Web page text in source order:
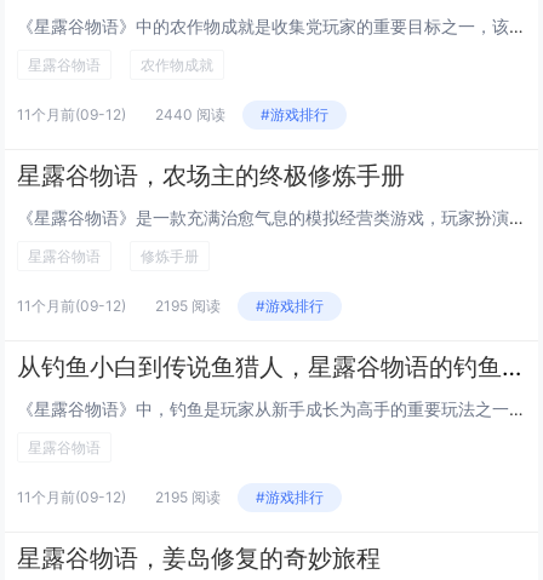
《星露谷物语》中的农作物成就是收集党玩家的重要目标之一，该成就要求玩家收集并种植所有可种植的农作物，包括各种蔬菜、水果、花和特殊作物，部分作物需要特定季节或条件才能种植，有些则需通过任务奖励、NPC赠送或购买获得，玩家需注意不同作物的生长周...
星露谷物语 农作物成就
11个月前(09-12) 2440 阅读 #游戏排行
星露谷物语，农场主的终极修炼手册
《星露谷物语》是一款充满治愈气息的模拟经营类游戏，玩家扮演一名离开都市、前往乡村继承农场的角色，游戏以季节轮转为线索，包含耕种、养殖、采矿、钓鱼等多种玩法，并融入了丰富的任务系统和角色互动，通过精心经营与探索，玩家不仅能逐步改善农场环境，还...
星露谷物语 修炼手册
11个月前(09-12) 2195 阅读 #游戏排行
从钓鱼小白到传说鱼猎人，星露谷物语的钓鱼进阶之旅
《星露谷物语》中，钓鱼是玩家从新手成长为高手的重要玩法之一，游戏初期，玩家只需基础钓竿和些许耐心即可钓到常见鱼类，但随着进程推进，掌握抛竿技巧、选择合适鱼饵、研究鱼类分布与时间规律成为关键，高级玩家还会利用强化钓竿、铱金鱼线以及提升钓鱼技能...
星露谷物语
11个月前(09-12) 2195 阅读 #游戏排行
星露谷物语，姜岛修复的奇妙旅程